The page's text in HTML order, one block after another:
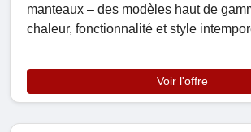
manteaux – des modèles haut de
chaleur, fonctionnalité et style
Voir l'offre